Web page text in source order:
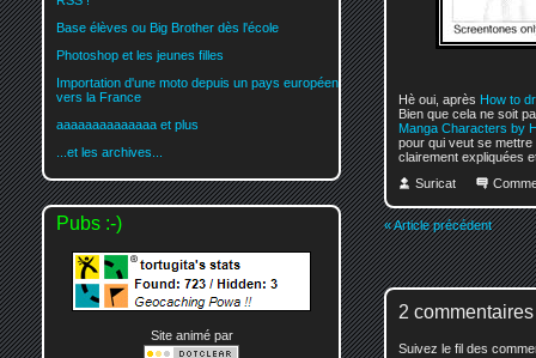
Hè oui, après How to
Bien que cela ne soit
Manga Characters by
pour qui veut se
clairement expliquées
Suricat
« Article précédent
2 commentaires
Suivez le fil des
Base élèves ou Big Brother dès l'école
Photoshop et les jeunes filles
Importation d'une moto depuis un pays européen
vers la France
aaaaaaaaaaaaaa et plus
...et les archives...
Pubs :-)
Site animé par